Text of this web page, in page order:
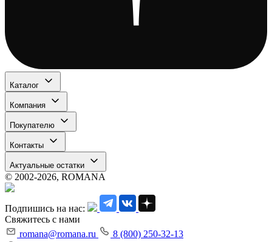
Каталог
Компания
Покупателю
Контакты
Актуальные остатки
© 2002-2026, ROMANA
Подпишись на нас:
Свяжитесь с нами
romana@romana.ru
8 (800) 250-32-13